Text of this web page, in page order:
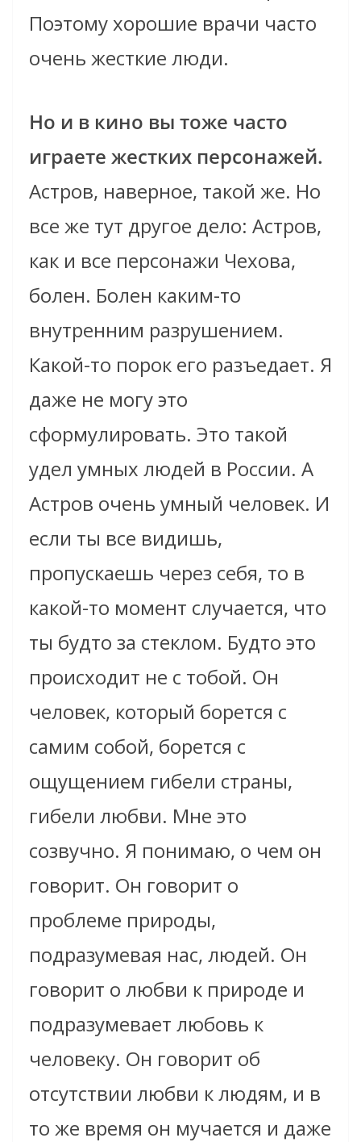
Поэтому хорошие врачи часто
очень жесткие люди.
Но и в кино вы тоже часто
играете жестких персонажей.
Астров, наверное, такой же. Но
все же тут другое дело: Астров,
как и все персонажи Чехова,
болен. Болен каким-то
внутренним разрушением.
Какой-то порок его разъедает. Я
даже не могу это
сформулировать. Это такой
удел умных людей в России. А
Астров очень умный человек. И
если ты все видишь,
пропускаешь через себя, то в
какой-то момент случается, что
ты будто за стеклом. Будто это
происходит не с тобой. Он
человек, который борется с
самим собой, борется с
ощущением гибели страны,
гибели любви. Мне это
созвучно. Я понимаю, о чем он
говорит. Он говорит о
проблеме природы,
подразумевая нас, людей. Он
говорит о любви к природе и
подразумевает любовь к
человеку. Он говорит об
отсутствии любви к людям, и в
то же время он мучается и даже